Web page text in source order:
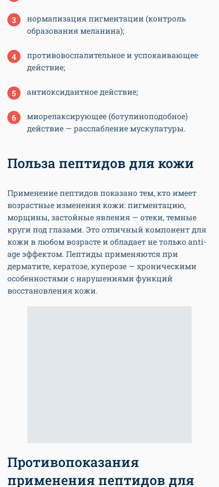
нормализация пигментации (контроль
образования меланина);
противовоспалительное и успокаивающее
действие;
антиоксидантное действие;
миорелаксирующее (ботулиноподобное)
действие — расслабление мускулатуры.
Польза пептидов для кожи
Применение пептидов показано тем, кто имеет
возрастные изменения кожи: пигментацию,
морщины, застойные явления — отеки, темные
круги под глазами. Это отличный компонент для
кожи в любом возрасте и обладает не только anti-
age эффектом. Пептиды применяются при
дерматите, кератозе, куперозе — хроническими
особенностями с нарушениями функций
восстановления кожи.
Противопоказания
применения пептидов для